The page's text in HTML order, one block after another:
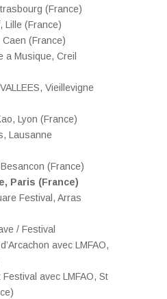
(France)
Lille (France)
(France)
a Musique, Creil
Vieillevigne
Lyon (France)
Lausanne
(France)
Paris (France)
Festival, Arras
/ Festival
avec LMFAO,
avec LMFAO, St